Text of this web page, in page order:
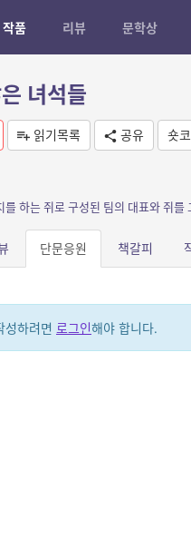
작품 리뷰 문학상
녀석들
읽기목록 공유 숏
를 하는 쥐로 구성된 팀의 대표와 쥐를
단문응원 책갈피
성하려면 로그인해야 합니다.